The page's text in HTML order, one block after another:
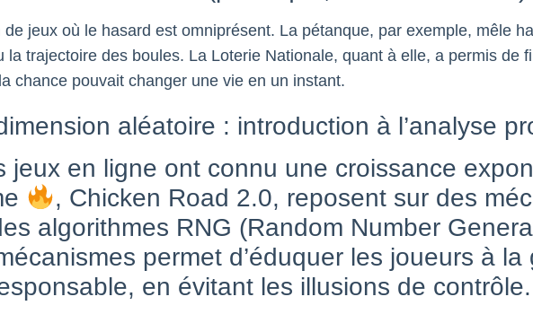
jeux où le hasard est omniprésent. La pétanque, par exemple, mêle
trajectoire des boules. La Loterie Nationale, quant à elle, a permis de
chance pouvait changer une vie en un instant.
aléatoire : introduction à l’analyse
jeux en ligne ont connu une croissance
, Chicken Road 2.0, reposent sur des
algorithmes RNG (Random Number
permet d’éduquer les joueurs à la
en évitant les illusions de contrôle.